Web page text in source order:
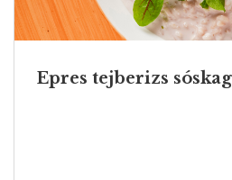
Epres tejberizs